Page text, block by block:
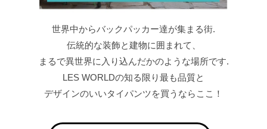
世界中からバックパッカー達が集まる街.
伝統的な装飾と建物に囲まれて、
まるで異世界に入り込んだかのような場所です.
LES WORLDの知る限り最も品質と
デザインのいいタイパンツを買うならここ！